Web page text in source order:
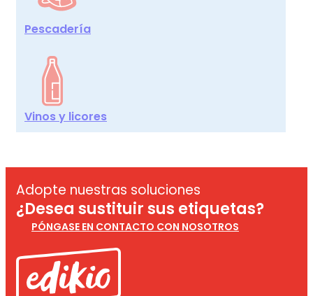
Pescadería
Vinos y licores
Adopte nuestras soluciones
¿Desea sustituir sus etiquetas?
PÓNGASE EN CONTACTO CON NOSOTROS